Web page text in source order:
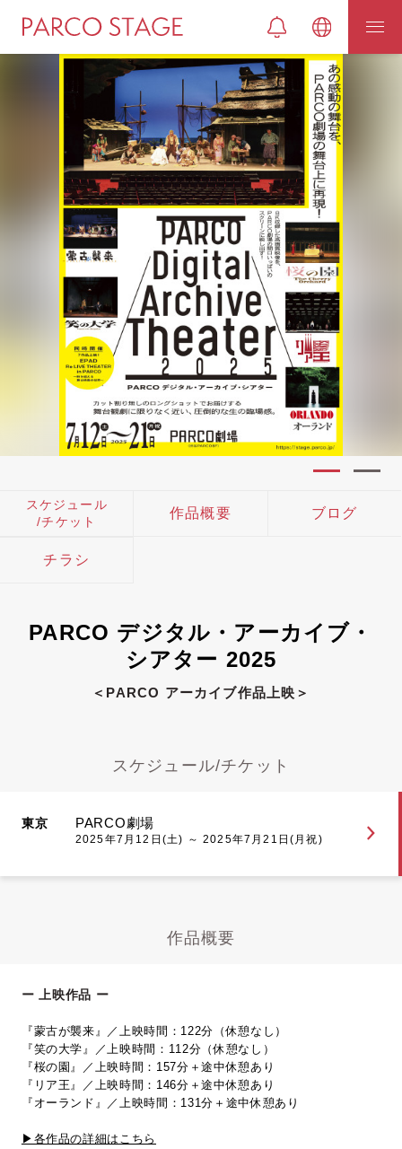
スケジュール
/チケット
作品概要 ブログ
チラシ
PARCO デジタル・アーカイブ・
シアター 2025
＜PARCO アーカイブ作品上映＞
スケジュール/チケット
東京 PARCO劇場
2025年7月12日(土) ～ 2025年7月21日(月祝)
作品概要
ー 上映作品 ー
『蒙古が襲来』／上映時間：122分（休憩なし）
『笑の大学』／上映時間：112分（休憩なし）
『桜の園』／上映時間：157分＋途中休憩あり
『リア王』／上映時間：146分＋途中休憩あり
『オーランド』／上映時間：131分＋途中休憩あり
▶︎各作品の詳細はこちら